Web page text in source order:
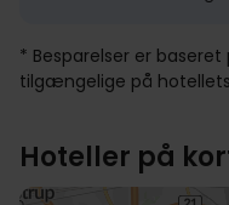
* Besparelser er
tilgængelige på
Hoteller på